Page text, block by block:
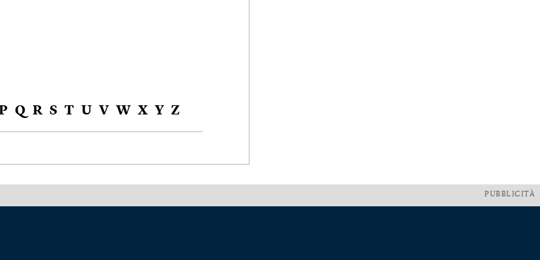
Q R S T U V W X Y Z
PUBBLICITÀ